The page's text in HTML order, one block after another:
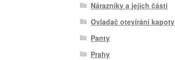
Nárazníky a jejich části
Ovladač otevírání kapoty
Panty
Prahy